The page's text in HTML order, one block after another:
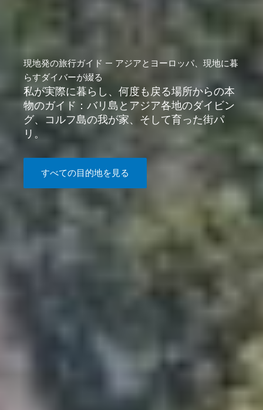
現地発の旅行ガイド — アジアとヨーロッパ、現地に暮
らすダイバーが綴る
私が実際に暮らし、何度も戻る場所からの本
物のガイド：バリ島とアジア各地のダイビン
グ、コルフ島の我が家、そして育った街パ
リ。
すべての目的地を見る